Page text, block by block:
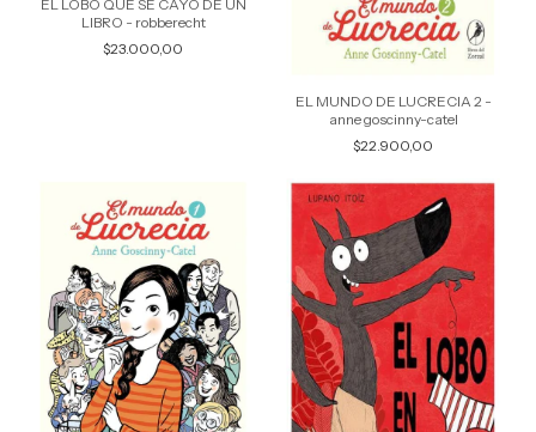
EL LOBO QUE SE CAYO DE UN
LIBRO - robberecht
$23.000,00
EL MUNDO DE LUCRECIA 2 -
anne goscinny-catel
$22.900,00